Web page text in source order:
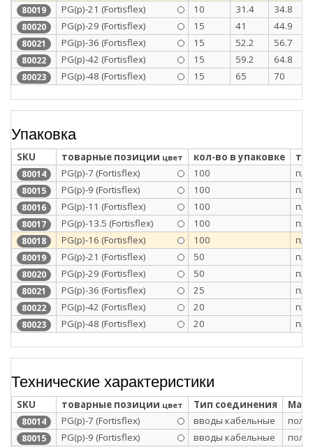
80019 PG(p)-21 (Fortisflex) 10 31.4 34.8
80020 PG(p)-29 (Fortisflex) 15 41 44.9
80021 PG(p)-36 (Fortisflex) 15 52.2 56.7
80022 PG(p)-42 (Fortisflex) 15 59.2 64.8
80023 PG(p)-48 (Fortisflex) 15 65 70
Упаковка
SKU товарные позиции цвет кол-во в упаковке
80014 PG(p)-7 (Fortisflex) 100 п/э
80015 PG(p)-9 (Fortisflex) 100 п/э
80016 PG(p)-11 (Fortisflex) 100 п/э
80017 PG(p)-13.5 (Fortisflex) 100 п/э
80018 PG(p)-16 (Fortisflex) 100 п/э
80019 PG(p)-21 (Fortisflex) 50 п/э
80020 PG(p)-29 (Fortisflex) 50 п/э
80021 PG(p)-36 (Fortisflex) 25 п/э
80022 PG(p)-42 (Fortisflex) 20 п/э
80023 PG(p)-48 (Fortisflex) 20 п/э
Технические характеристики
SKU товарные позиции цвет Тип соединения
80014 PG(p)-7 (Fortisflex) вводы кабельные
80015 PG(p)-9 (Fortisflex) вводы кабельные